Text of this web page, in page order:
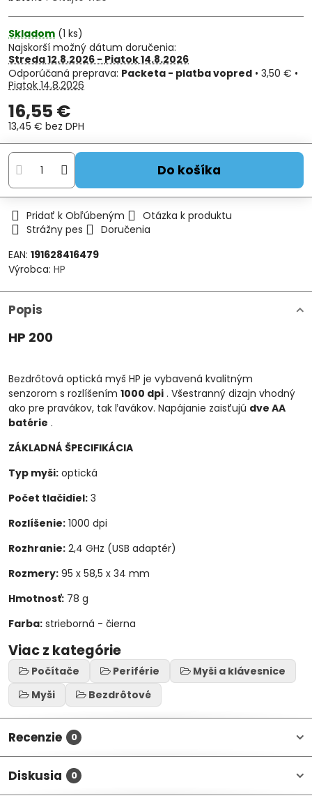
Skladom (1 ks)
Najskorší možný dátum doručenia:
Streda12.8.2026 −Piatok14.8.2026
Packeta - platba vopred • 3,50 € •
Piatok14.8.2026
16,55 €
13,45 € bez DPH
Do košíka
Pridať k Obľúbeným
Otázka k produktu
Strážny pes
Doručenia
EAN: 191628416479
Výrobca: HP
Popis
HP 200
Bezdrôtová optická myš HP je vybavená kvalitným
senzorom s rozlíšením 1000 dpi . Všestranný dizajn vhodný
ako pre pravákov, tak ľavákov. Napájanie zaisťujú dve AA
batérie .
ZÁKLADNÁ ŠPECIFIKÁCIA
Typ myši: optická
Počet tlačidiel: 3
Rozlíšenie: 1000 dpi
Rozhranie: 2,4 GHz (USB adaptér)
Rozmery: 95 x 58,5 x 34 mm
Hmotnosť: 78 g
Farba: strieborná - čierna
Viac z kategórie
Počítače Periférie
Myši a klávesnice
Myši
Bezdrôtové
Recenzie 0
Diskusia 0